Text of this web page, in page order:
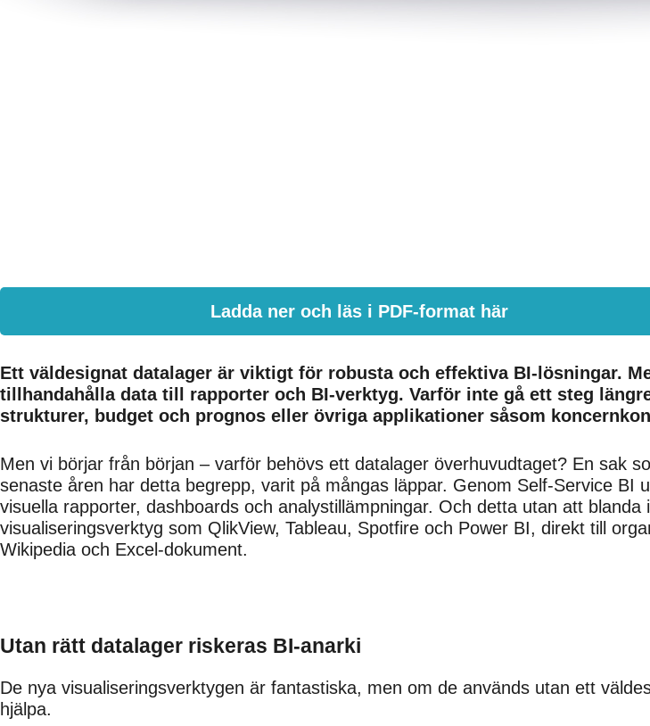
Ladda ner och läs i PDF-format här
Ett väldesignat datalager är viktigt för robusta och effektiva BI-lösningar.
tillhandahålla data till rapporter och BI-verktyg. Varför inte gå ett steg
strukturer, budget och prognos eller övriga applikationer såsom
Men vi börjar från början – varför behövs ett datalager överhuvudtaget? En sak
senaste åren har detta begrepp, varit på mångas läppar. Genom Self-Service
visuella rapporter, dashboards och analystillämpningar. Och detta utan att
visualiseringsverktyg som QlikView, Tableau, Spotfire och Power BI, direkt till
Wikipedia och Excel-dokument.
Utan rätt datalager riskeras BI-anarki
De nya visualiseringsverktygen är fantastiska, men om de används utan ett
hjälpa.